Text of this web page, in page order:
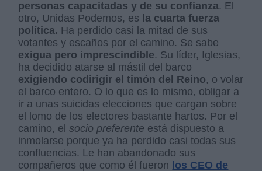
personas capacitadas y de su confianza. El
otro, Unidas Podemos, es la cuarta fuerza
política. Ha perdido casi la mitad de sus
votantes y escaños por el camino. Se sabe
exigua pero imprescindible. Su líder, Iglesias,
ha decidido atarse al mástil del barco
exigiendo codirigir el timón del Reino, o volar
el barco entero. O lo que es lo mismo, obligar a
ir a unas suicidas elecciones que cargan sobre
el lomo de los electores bastante hartos. Por el
camino, elsocio preferente está dispuesto a
inmolarse porque ya ha perdido casi todas sus
confluencias. Le han abandonado sus
compañeros que como él fueron los CEO de